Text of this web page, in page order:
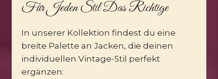
Für Jeden Stil Das Richtige
In unserer Kollektion findest du eine
breite Palette an Jacken, die deinen
individuellen Vintage-Stil perfekt
ergänzen: